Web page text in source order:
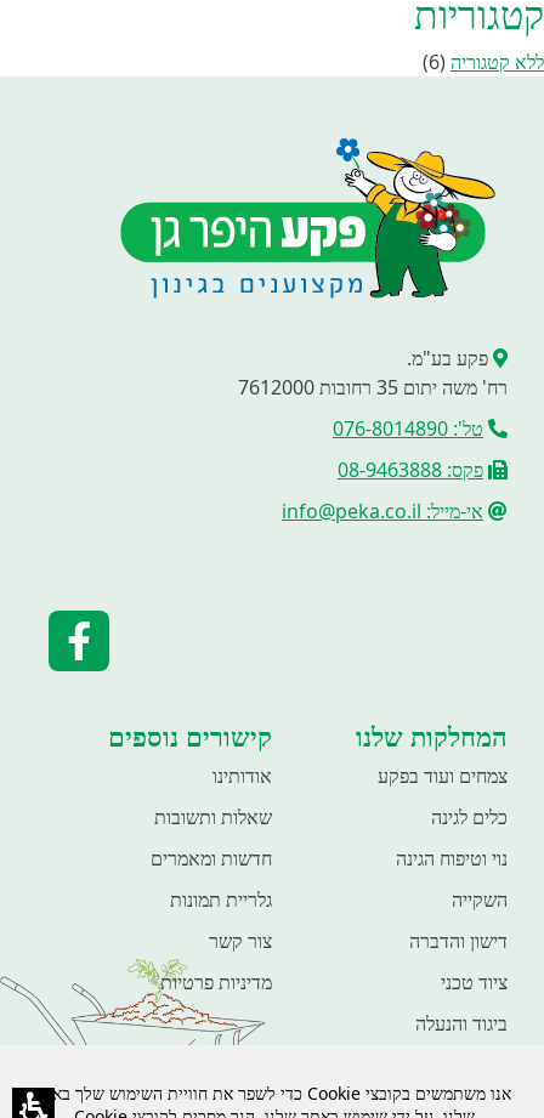
קטגוריות
ללא קטגוריה(6)
פקע בע"מ.
רח' משה יתום 35 רחובות 7612000
טל': 076-8014890
פקס: 08-9463888
אי-מייל: info@peka.co.il
המחלקות שלנו
צמחים ועוד בפקע
כלים לגינה
נוי וטיפוח הגינה
השקייה
דישון והדברה
ציוד טכני
ביגוד והנעלה
פנאי ונופש
קישורים נוספים
אודותינו
שאלות ותשובות
חדשות ומאמרים
גלריית תמונות
צור קשר
מדיניות פרטיות